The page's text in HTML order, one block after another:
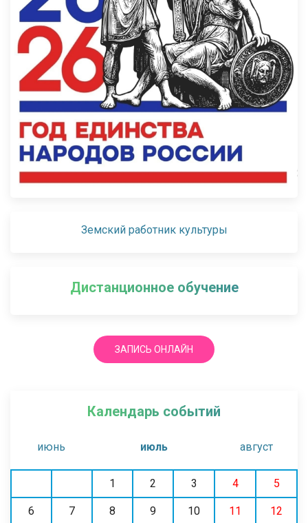
Земский работник культуры
Дистанционное обучение
ЗАПИСЬ ОНЛАЙН
Календарь событий
июнь июль август
1 2 3 4 5
6 7 8 9 10 11 12